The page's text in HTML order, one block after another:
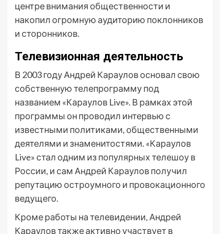
центре внимания общественности и
накопил огромную аудиторию поклонников
и сторонников.
Телевизионная деятельность
В 2003 году Андрей Караулов основал свою
собственную телепрограмму под
названием «Караулов Live». В рамках этой
программы он проводил интервью с
известными политиками, общественными
деятелями и знаменитостями. «Караулов
Live» стал одним из популярных телешоу в
России, и сам Андрей Караулов получил
репутацию остроумного и провокационного
ведущего.
Кроме работы на телевидении, Андрей
Караулов также активно участвует в